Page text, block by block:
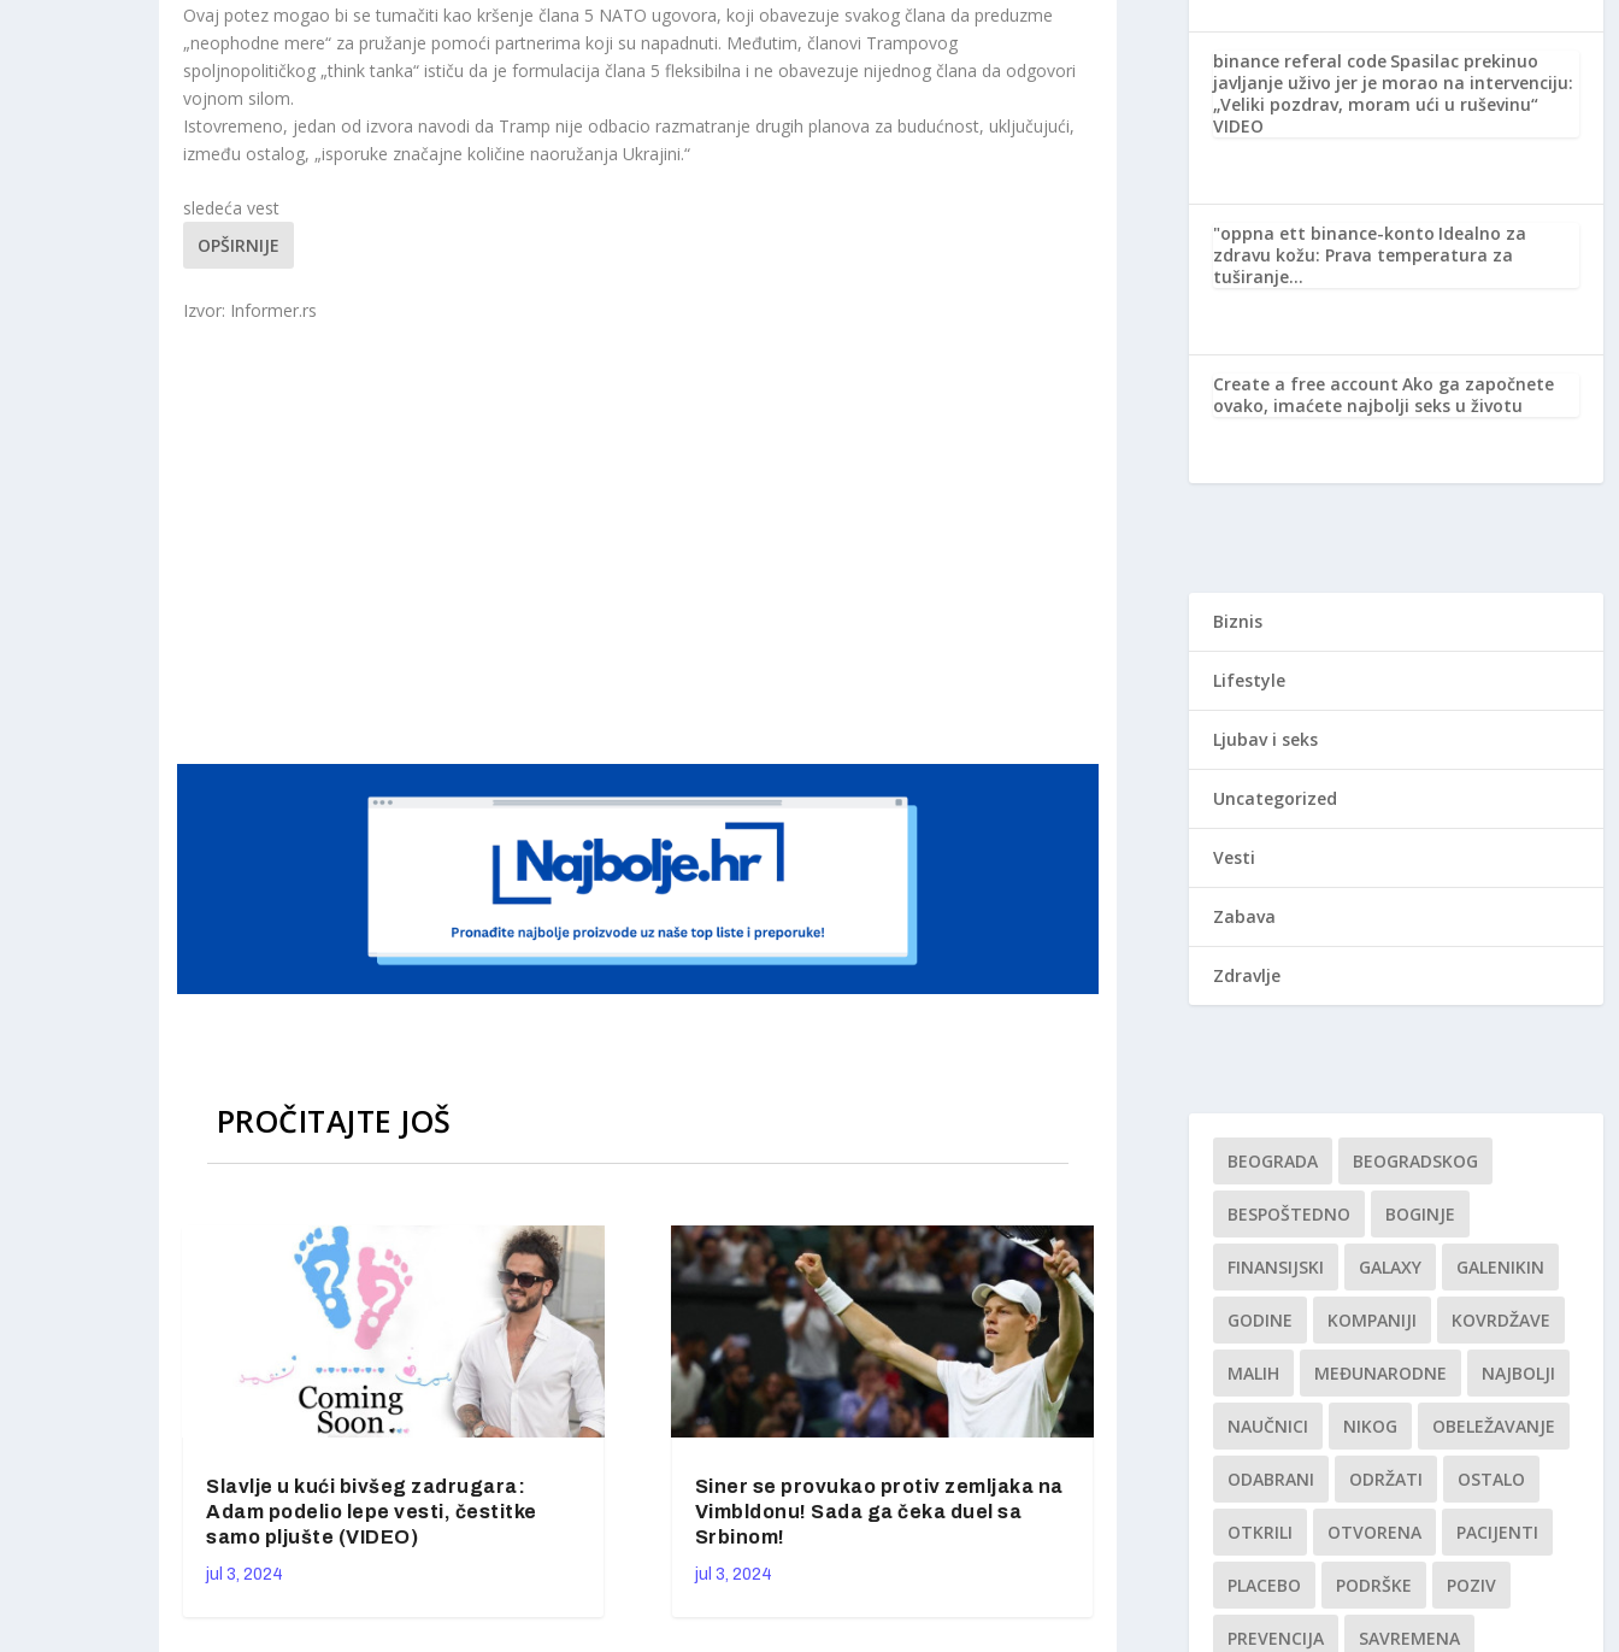
Ovaj potez mogao bi se tumačiti kao kršenje člana 5 NATO ugovora, koji obavezuje svakog člana da preduzme
„neophodne mere“ za pružanje pomoći partnerima koji su napadnuti. Međutim, članovi Trampovog
spoljnopolitičkog „think tanka“ ističu da je formulacija člana 5 fleksibilna i ne obavezuje nijednog člana da odgovori
vojnom silom.
Istovremeno, jedan od izvora navodi da Tramp nije odbacio razmatranje drugih planova za budućnost, uključujući,
između ostalog, „isporuke značajne količine naoružanja Ukrajini.“
sledeća vest
OPŠIRNIJE
Izvor: Informer.rs
PROČITAJTE JOŠ
Slavlje u kući bivšeg zadrugara:
Adam podelio lepe vesti, čestitke
samo pljušte (VIDEO)
jul 3, 2024
Siner se provukao protiv zemljaka na
Vimbldonu! Sada ga čeka duel sa
Srbinom!
jul 3, 2024
binance referal code Spasilac prekinuo
javljanje uživo jer je morao na intervenciju:
„Veliki pozdrav, moram ući u ruševinu“
VIDEO
"oppna ett binance-konto Idealno za
zdravu kožu: Prava temperatura za
tuširanje…
Create a free account Ako ga započnete
ovako, imaćete najbolji seks u životu
Biznis
Lifestyle
Ljubav i seks
Uncategorized
Vesti
Zabava
Zdravlje
BEOGRADA BEOGRADSKOG
BESPOŠTEDNO BOGINJE
FINANSIJSKI GALAXY GALENIKIN
GODINE KOMPANIJI KOVRDŽAVE
MALIH MEĐUNARODNE NAJBOLJI
NAUČNICI NIKOG OBELEŽAVANJE
ODABRANI ODRŽATI OSTALO
OTKRILI OTVORENA PACIJENTI
PLACEBO PODRŠKE POZIV
PREVENCIJA SAVREMENA